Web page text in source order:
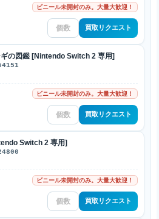
ビニール未開封のみ。大量大歓迎！
買取リクエスト
の図鑑 [Nintendo Switch 2 専用]
ビニール未開封のみ。大量大歓迎！
買取リクエスト
Switch 2 専用]
ビニール未開封のみ。大量大歓迎！
買取リクエスト